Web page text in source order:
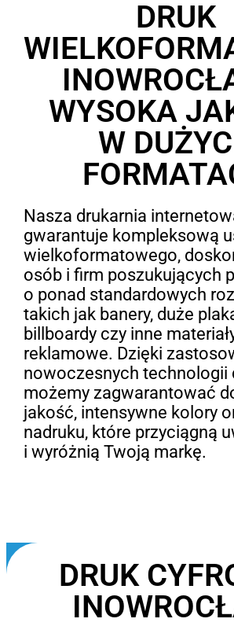
DRUK
WYSOKA
W
Nasza drukarnia
gwarantuje kompleksową
wielkoformatowego,
osób i firm poszukujących
o ponad standardowych
takich jak banery, duże
billboardy czy inne
reklamowe. Dzięki
nowoczesnych technologii
możemy zagwarantować
jakość, intensywne kolory
nadruku, które przyciągną
i wyróżnią Twoją markę.
DRUK